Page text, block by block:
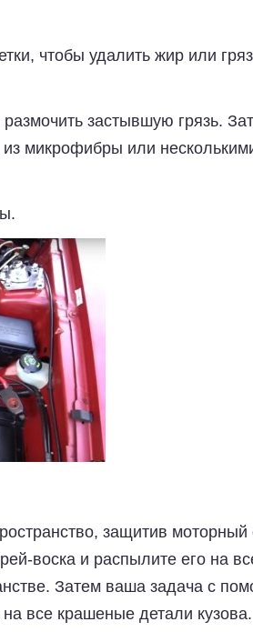
чтобы удалить жир или
застывшую грязь.
микрофибры или
защитив моторный
воска и распылите его на
Затем ваша задача с
все крашеные детали кузова.